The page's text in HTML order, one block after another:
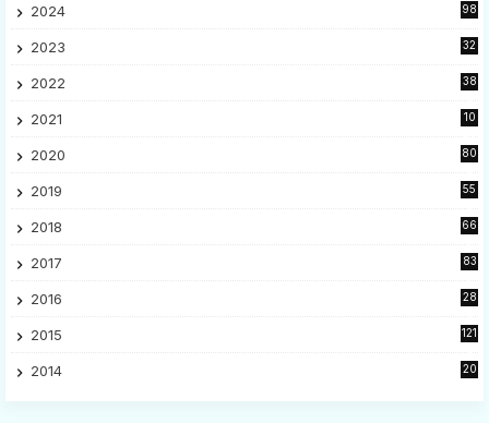
2024 98
2023
32
2022
38
2021
10
2020
80
2019
55
2018
66
2017
83
2016
28
2015
121
2014
20